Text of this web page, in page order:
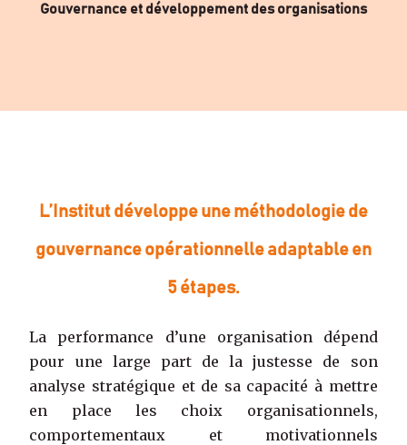
Gouvernance et développement des organisations
L’Institut développe une méthodologie de
gouvernance opérationnelle adaptable en
5 étapes.
La performance d’une organisation dépend
pour une large part de la justesse de son
analyse stratégique et de sa capacité à mettre
en place les choix organisationnels,
comportementaux et motivationnels